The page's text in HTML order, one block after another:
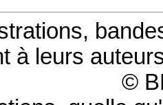
à leurs
©